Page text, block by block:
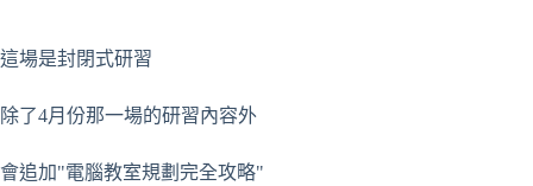
這場是封閉式研習
除了4月份那一場的研習內容外
會追加"電腦教室規劃完全攻略"